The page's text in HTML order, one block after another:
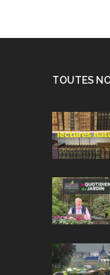
TOUTES